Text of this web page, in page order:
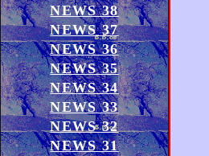
NEWS 38
NEWS 37
NEWS 36
NEWS 35
NEWS 34
NEWS 33
NEWS 32
NEWS 31